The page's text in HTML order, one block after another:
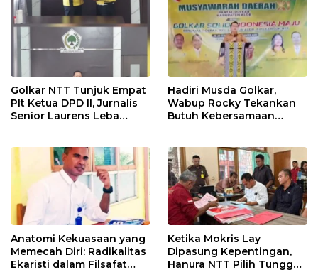
Golkar NTT Tunjuk Empat
Plt Ketua DPD II, Jurnalis
Senior Laurens Leba
Hadiri Musda Golkar,
Wabup Rocky Tekankan
Butuh Kebersamaan
Anatomi Kekuasaan yang
Memecah Diri: Radikalitas
Ekaristi dalam Filsafat
Ketika Mokris Lay
Dipasung Kepentingan,
Hanura NTT Pilih Tunggu